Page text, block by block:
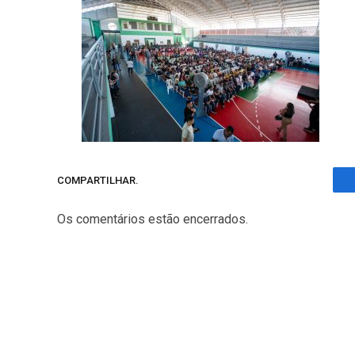
COMPARTILHAR.
Os comentários estão encerrados.